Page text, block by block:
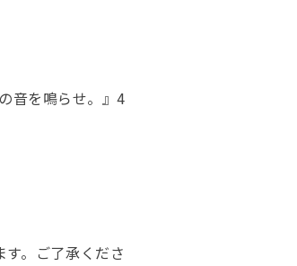
音を鳴らせ。』4
。ご了承くださ